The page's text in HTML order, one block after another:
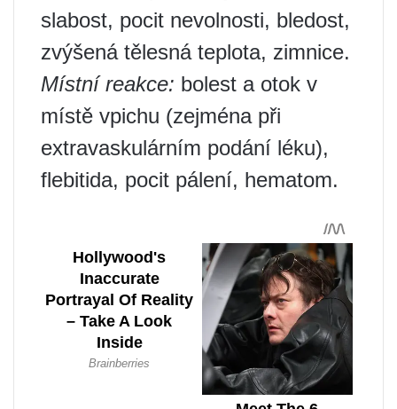
slabost, pocit nevolnosti, bledost,
zvýšená tělesná teplota, zimnice.
Místní reakce: bolest a otok v
místě vpichu (zejména při
extravaskulárním podání léku),
flebitida, pocit pálení, hematom.